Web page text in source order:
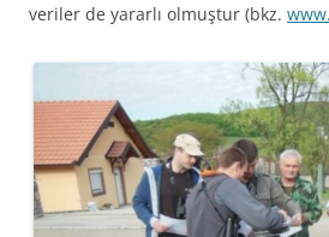
veriler de yararlı olmuştur (bkz.